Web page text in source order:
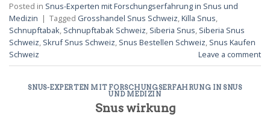
Posted in Snus-Experten mit Forschungserfahrung in Snus und
Medizin | Tagged Grosshandel Snus Schweiz,Killa Snus,
Schnupftabak, Schnupftabak Schweiz, Siberia Snus, Siberia Snus
Schweiz, Skruf Snus Schweiz, Snus Bestellen Schweiz, Snus Kaufen
Schweiz
Leave a comment
SNUS-EXPERTEN MIT FORSCHUNGSERFAHRUNG IN SNUS
UND MEDIZIN
Snus wirkung